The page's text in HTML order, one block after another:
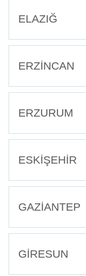
ELAZIĞ
ERZİNCAN
ERZURUM
ESKİŞEHİR
GAZİANTEP
GİRESUN